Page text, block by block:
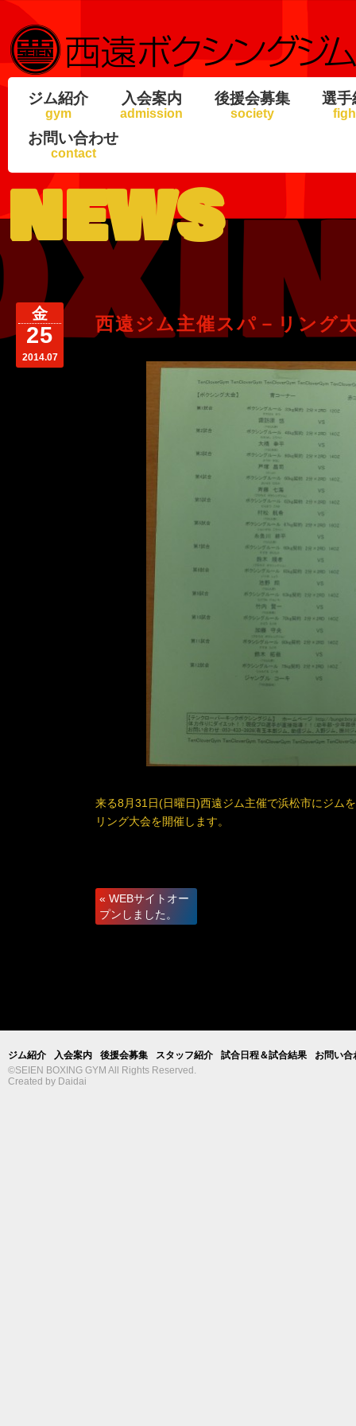
ジム紹介
gym
入会案内
admission
後援会募集
society
選手
お問い合わせ
contact
news
金
25
2014.07
西遠ジム主催スパ－リング
来る8月31日(日曜日)西遠ジム主催で浜松市にジム
リング大会を開催します。
« WEBサイトオー
プンしました。
ジム紹介 入会案内 後援会募集 スタッフ紹介 試合日程＆試合結果
お問い合
©SEIEN BOXING GYM All Rights Reserved.
Created by Daidai